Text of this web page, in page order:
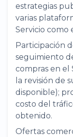
estrategias
varias
Servicio como
Participación
seguimiento
compras en el
la revisión de
disponible);
costo del
obtenido.
Ofertas